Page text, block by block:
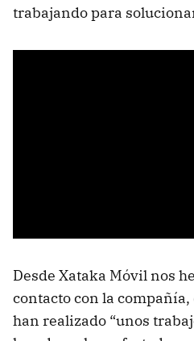
trabajando para
Desde Xataka Móvil nos
contacto con la
han realizado “unos